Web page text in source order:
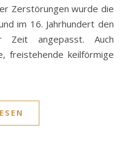
Zerstörungen wurde die
im 16. Jahrhundert den
Zeit angepasst. Auch
freistehende keilförmige